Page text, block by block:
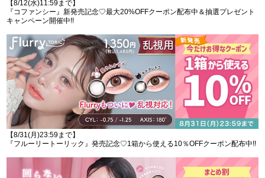
【8/12(水)11:59まで】
『コファンシー』新発売記念♡最大20%OFFクーポン配布中＆抽選プレゼント
キャンペーン開催中!!
【8/31(月)23:59まで】
『フルーリートーリック』発売記念♡1箱から使える10％OFFクーポン配布中!!